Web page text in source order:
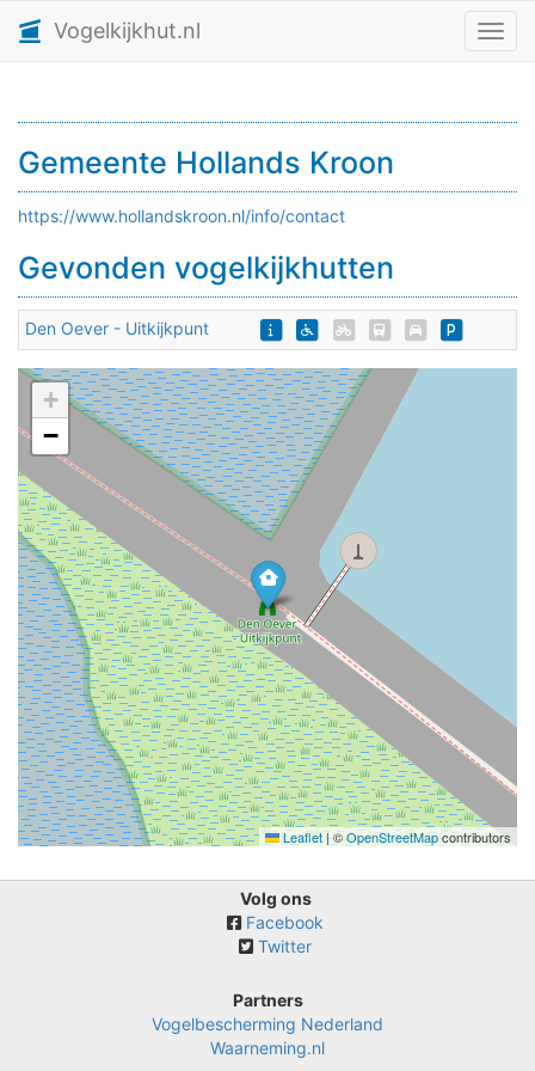
Vogelkijkhut.nl
Gemeente Hollands Kroon
https://www.hollandskroon.nl/info/contact
Gevonden vogelkijkhutten
Den Oever - Uitkijkpunt
+
−
Leaflet|©OpenStreetMapcontributors
Volg ons
Facebook
Twitter
Partners
Vogelbescherming Nederland
Waarneming.nl